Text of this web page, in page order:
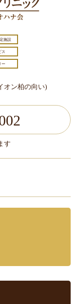
施設
ス
ー
オン柏の向い)
す